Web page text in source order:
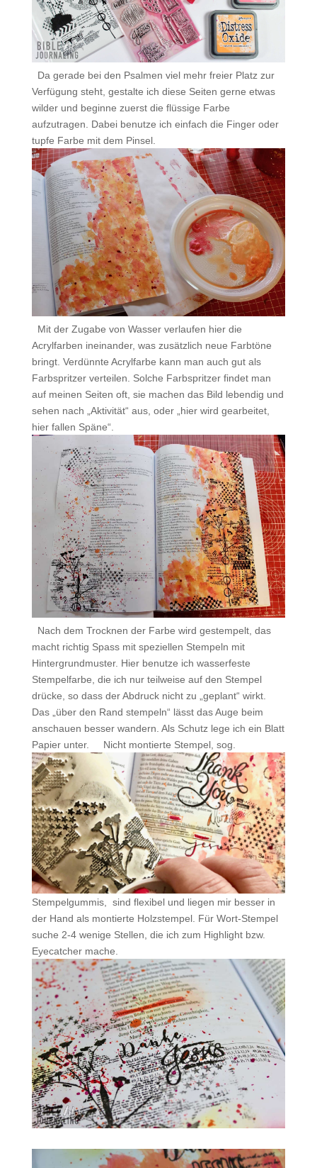
Da gerade bei den Psalmen viel mehr freier Platz zur
Verfügung steht, gestalte ich diese Seiten gerne etwas
wilder und beginne zuerst die flüssige Farbe
aufzutragen. Dabei benutze ich einfach die Finger oder
tupfe Farbe mit dem Pinsel.
Mit der Zugabe von Wasser verlaufen hier die
Acrylfarben ineinander, was zusätzlich neue Farbtöne
bringt. Verdünnte Acrylfarbe kann man auch gut als
Farbspritzer verteilen. Solche Farbspritzer findet man
auf meinen Seiten oft, sie machen das Bild lebendig und
sehen nach „Aktivität“ aus, oder „hier wird gearbeitet,
hier fallen Späne“.
Nach dem Trocknen der Farbe wird gestempelt, das
macht richtig Spass mit speziellen Stempeln mit
Hintergrundmuster. Hier benutze ich wasserfeste
Stempelfarbe, die ich nur teilweise auf den Stempel
drücke, so dass der Abdruck nicht zu „geplant“ wirkt.
Das „über den Rand stempeln“ lässt das Auge beim
anschauen besser wandern. Als Schutz lege ich ein Blatt
Papier unter.
Nicht montierte Stempel, sog.
Stempelgummis, sind flexibel und liegen mir besser in
der Hand als montierte Holzstempel. Für Wort-Stempel
suche 2-4 wenige Stellen, die ich zum Highlight bzw.
Eyecatcher mache.